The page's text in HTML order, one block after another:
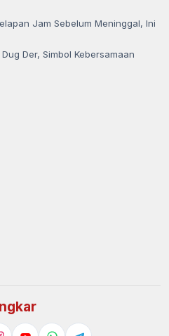
Jam Sebelum Meninggal, Ini
Der, Simbol Kebersamaan